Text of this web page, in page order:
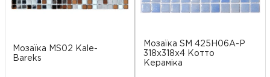
Мозаїка MS02 Kale-
Bareks
Мозаїка SM 425H06А-P
318x318x4 Котто
Кераміка